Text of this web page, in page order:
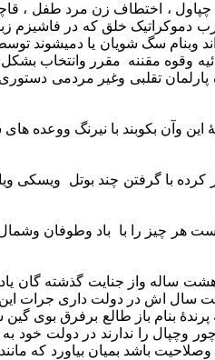
، اختطاف زن مرد طفل ،
دموکراتیک خلق که در فاشیزم
وبنام سگ شویان یا دمیشوند
وقوه مقننه مقرر وانتخاب
تقلبی وغیر مردمی
وآن بکوبند با نیرنگ ووعده های
کرده با گرفتن چند بوتل ویسکی
هر چیز را با باد وطوفان
واز جنایت گذشته گان یاد
سال اش در دولت داری جرات این
پرندۀ بنام باز طالع برفرق بوی
وچپال را ندارند در دولت
باشد بمیان بیاورد که